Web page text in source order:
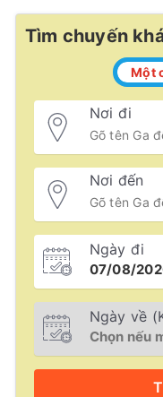
Tìm chuyến
Một
Nơi đi
Nơi đến
Ngày đi
Ngày về